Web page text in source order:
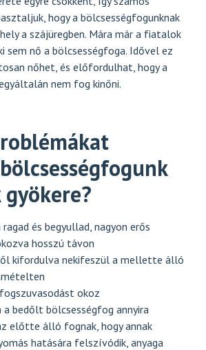
hogy a bölcsességfogunknak
a szájüregben. Mára már a fiatalok
sem nő a bölcsességfoga. Idővel ez
nőhet, és előfordulhat, hogy a
nem fog kinőni.
és begyullad, nagyon erős
hosszú távon
kifordulva nekifeszül a mellette álló
fogszuvasodást okoz
a bedőlt bölcsességfog annyira
előtte álló fognak, hogy annak
hatására felszívódik, anyaga